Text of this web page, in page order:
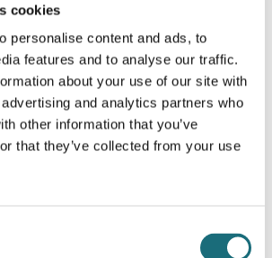
cookies
personalise content and ads, to
features and to analyse our traffic.
about your use of our site with
and analytics partners who
other information that you’ve
that they’ve collected from your use
-20 grader + 60 grader
2 år
50.000t